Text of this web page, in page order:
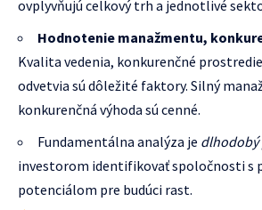
ovplyvňujú celkový trh a jednotlivé
Hodnotenie manažmentu,
Kvalita vedenia, konkurenčné
odvetvia sú dôležité faktory. Silný
konkurenčná výhoda sú cenné.
Fundamentálna analýza je
investorom identifikovať spoločnosti s
potenciálom pre budúci rast.